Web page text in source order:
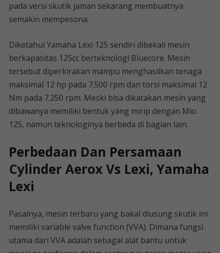
pada versi skutik jaman sekarang membuatnya
semakin mempesona.
Diketahui Yamaha Lexi 125 sendiri dibekali mesin
berkapasitas 125cc berteknologi Bluecore. Mesin
tersebut diperkirakan mampu menghasilkan tenaga
maksimal 12 hp pada 7.500 rpm dan torsi maksimal 12
Nm pada 7.250 rpm. Meski bisa dikatakan mesin yang
dibawanya memiliki bentuk yang mirip dengan Mio
125, namun teknologinya berbeda di bagian lain.
Perbedaan Dan Persamaan
Cylinder Aerox Vs Lexi, Yamaha
Lexi
Pasalnya, mesin terbaru yang bakal diusung skutik ini
memiliki variable valve function (VVA). Dimana fungsi
utama dari VVA adalah sebagai alat bantu untuk